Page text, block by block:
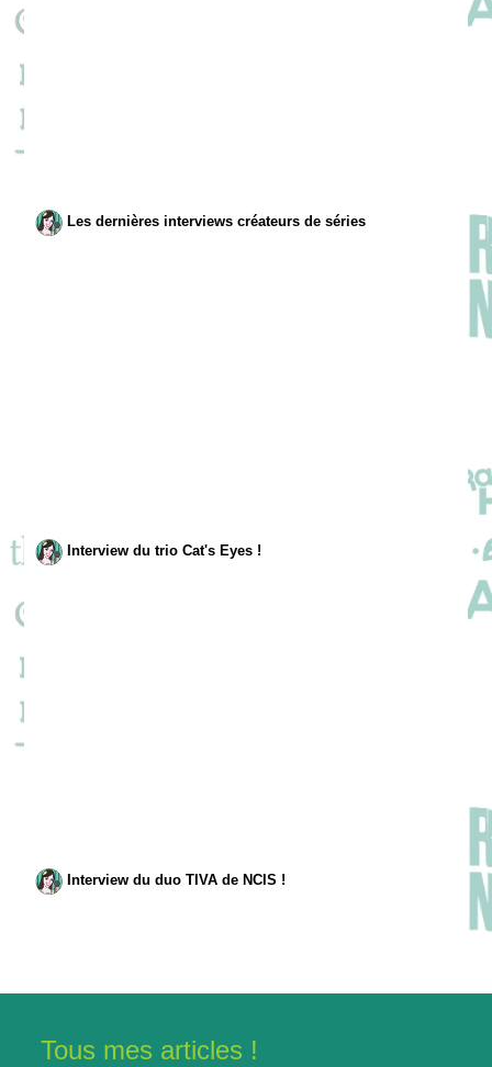
Les dernières interviews créateurs de séries
Interview du trio Cat's Eyes !
Interview du duo TIVA de NCIS !
Tous mes articles !